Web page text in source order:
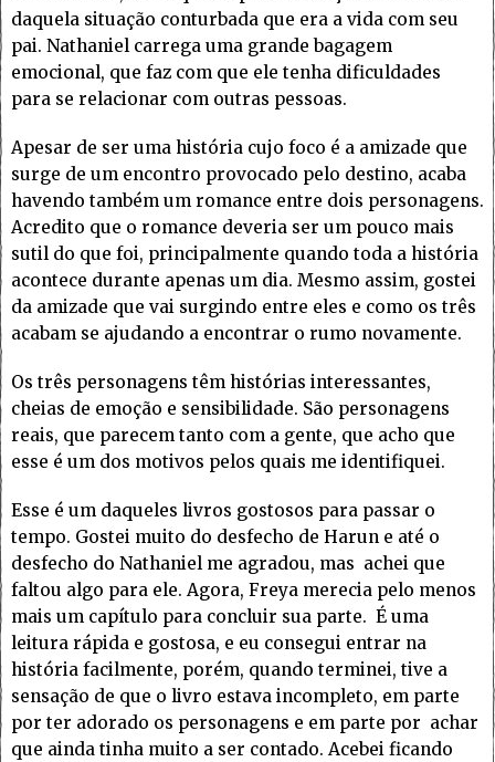
daquela situação conturbada que era a vida com seu
pai. Nathaniel carrega uma grande bagagem
emocional, que faz com que ele tenha dificuldades
para se relacionar com outras pessoas.
Apesar de ser uma história cujo foco é a amizade que
surge de um encontro provocado pelo destino, acaba
havendo também um romance entre dois personagens.
Acredito que o romance deveria ser um pouco mais
sutil do que foi, principalmente quando toda a história
acontece durante apenas um dia. Mesmo assim, gostei
da amizade que vai surgindo entre eles e como os três
acabam se ajudando a encontrar o rumo novamente.
Os três personagens têm histórias interessantes,
cheias de emoção e sensibilidade. São personagens
reais, que parecem tanto com a gente, que acho que
esse é um dos motivos pelos quais me identifiquei.
Esse é um daqueles livros gostosos para passar o
tempo. Gostei muito do desfecho de Harun e até o
desfecho do Nathaniel me agradou, mas achei que
faltou algo para ele. Agora, Freya merecia pelo menos
mais um capítulo para concluir sua parte. É uma
leitura rápida e gostosa, e eu consegui entrar na
história facilmente, porém, quando terminei, tive a
sensação de que o livro estava incompleto, em parte
por ter adorado os personagens e em parte por achar
que ainda tinha muito a ser contado. Acebei ficando